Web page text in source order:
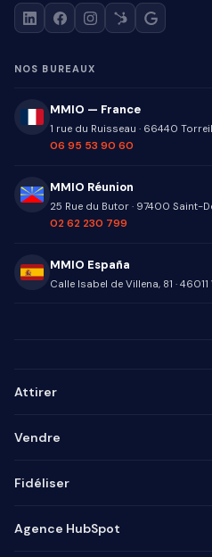
NOS BUREAUX
MMIO — France
1 rue du Ruisseau · 66440
06 95 53 90 60
MMIO Réunion
25 Rue du Butor · 97400 Saint-
02 62 230 799
MMIO España
Calle Isabel de Villena, 81 · 46011
Attirer
Marketing de contenu
Agence GEO
Lead generation
Vendre
Alignement mktg-vente
Pilotage commercial
Fidéliser
Chatbot
Agence HubSpot